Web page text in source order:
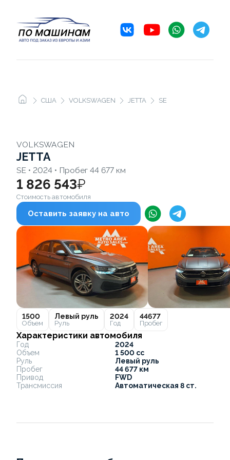
США VOLKSWAGEN JETTA SE
VOLKSWAGEN
JETTA
SE • 2024 • Пробег 44 677 км
1 826 543₽
Стоимость автомобиля
Оставить заявку на авто
1500
Объем
Левый руль
Руль
2024
Год
44677
Пробег
Характеристики автомобиля
Год
2024
Объем
1 500 cc
Руль
Левый руль
Пробег
44 677 км
Привод
FWD
Трансмиссия
Автоматическая 8 ст.